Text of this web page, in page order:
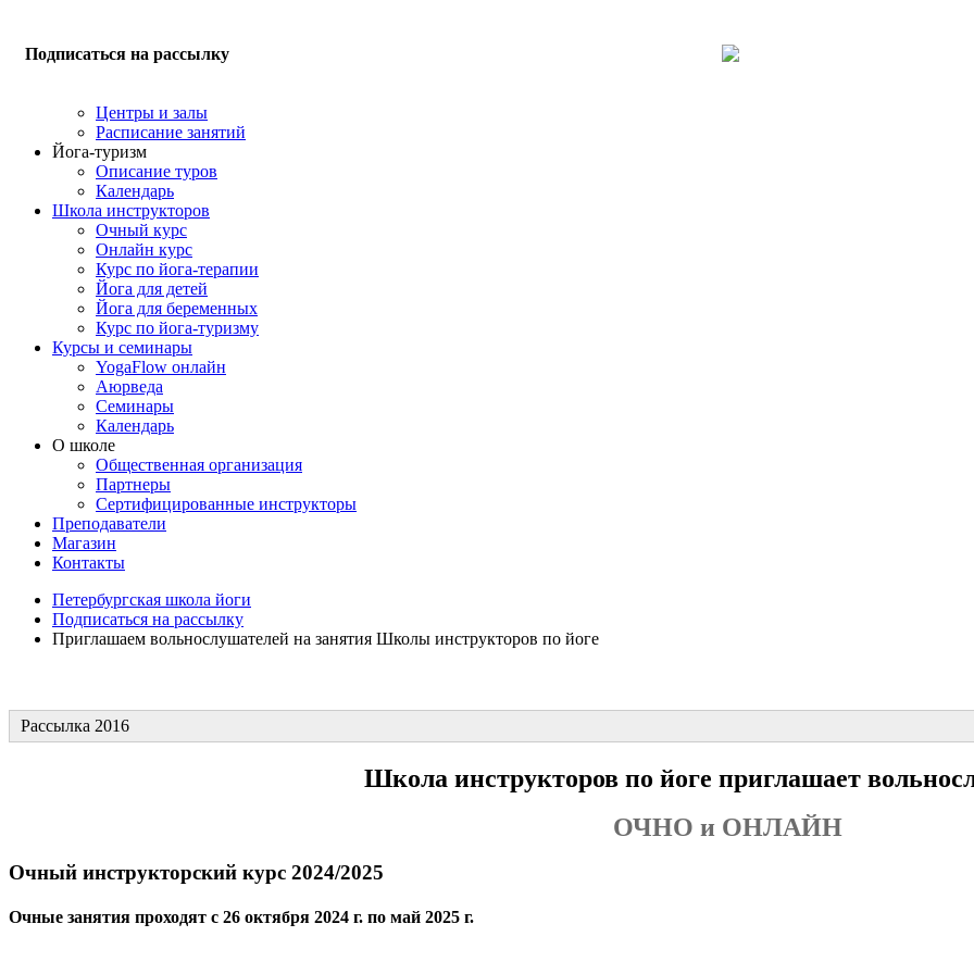
Подписаться на рассылку
Центры и залы
Расписание занятий
Йога-туризм
Описание туров
Календарь
Школа инструкторов
Очный курс
Онлайн курс
Курс по йога-терапии
Йога для детей
Йога для беременных
Курс по йога-туризму
Курсы и семинары
YogaFlow онлайн
Аюрведа
Семинары
Календарь
О школе
Общественная организация
Партнеры
Сертифицированные инструкторы
Преподаватели
Магазин
Контакты
Петербургская школа йоги
Подписаться на рассылку
Приглашаем вольнослушателей на занятия Школы инструкторов по йоге
Рассылка 2016
Школа инструкторов по йоге приглашает
ОЧНО и ОНЛАЙН
Очный инструкторский курс 2024/2025
Очные занятия проходят с 26 октября 2024 г. по май 2025 г.